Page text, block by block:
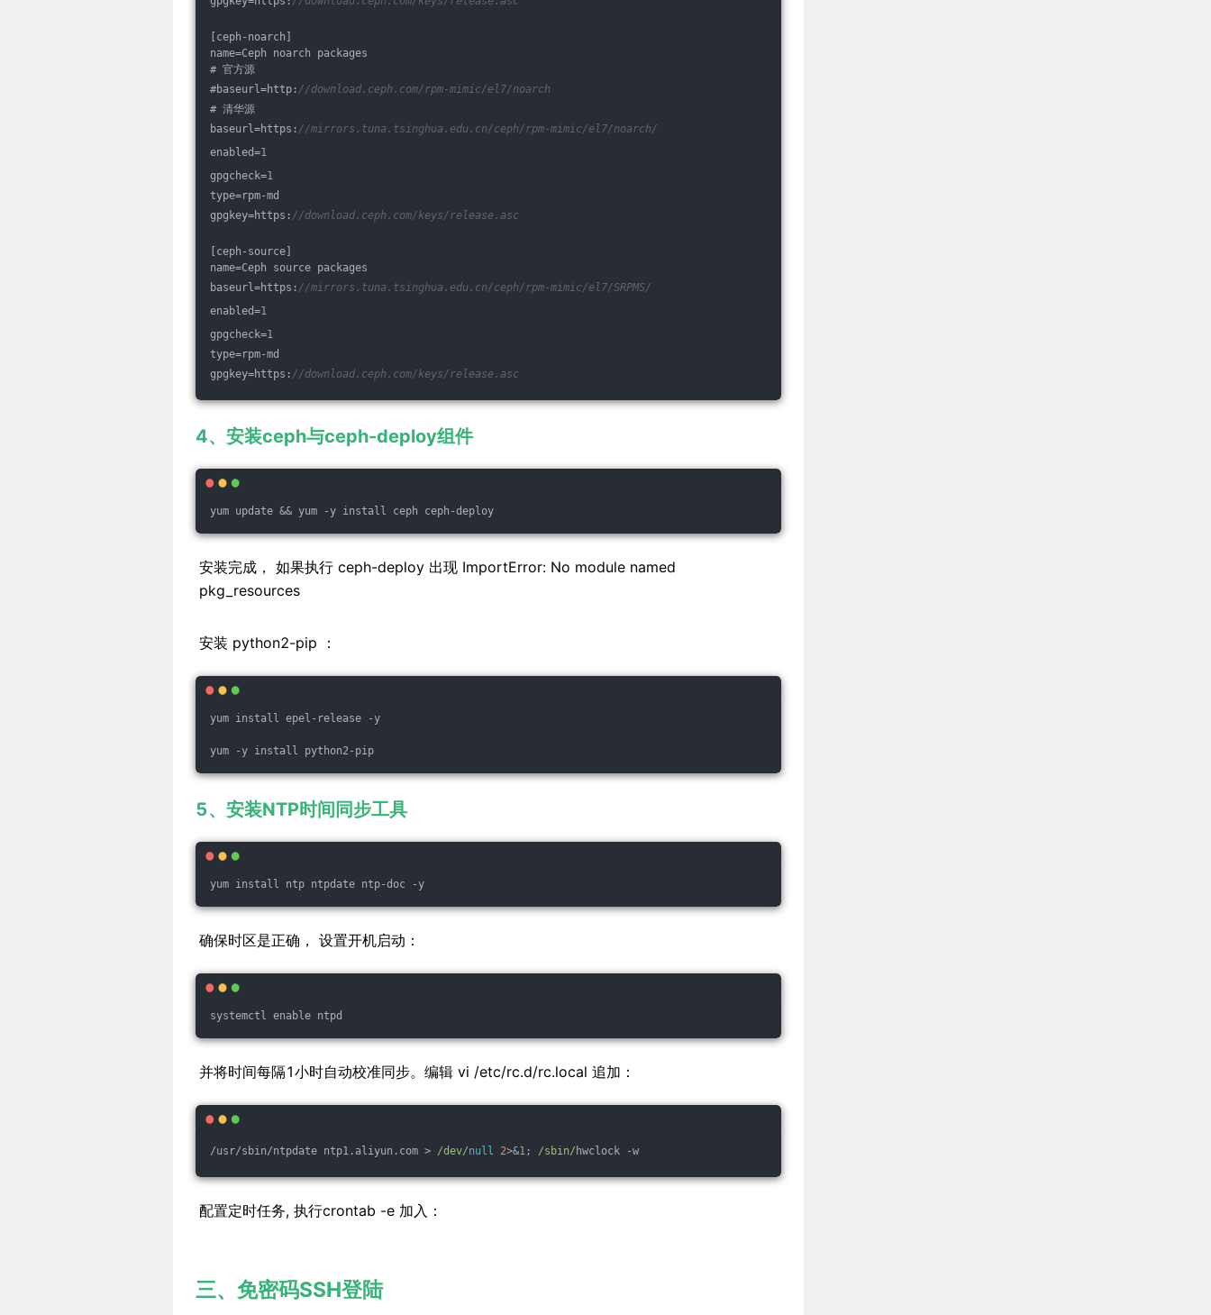
[ceph-noarch]
name=Ceph noarch packages
# 官方源
#baseurl=http: //download.ceph.com/rpm-mimic/el7/noarch
# 清华源
baseurl=https: //mirrors.tuna.tsinghua.edu.cn/ceph/rpm-mimic/el7/noarch/
enabled=1
gpgcheck=1
type=rpm-md
gpgkey=https: //download.ceph.com/keys/release.asc
[ceph-source]
name=Ceph source packages
baseurl=https: //mirrors.tuna.tsinghua.edu.cn/ceph/rpm-mimic/el7/SRPMS/
enabled=1
gpgcheck=1
type=rpm-md
gpgkey=https: //download.ceph.com/keys/release.asc
4、安装ceph与ceph-deploy组件
yum update && yum -y install ceph ceph-deploy
安装完成， 如果执行 ceph-deploy 出现 ImportError: No module named
pkg_resources
安装 python2-pip ：
yum install epel-release -y
yum -y install python2-pip
5、安装NTP时间同步工具
yum install ntp ntpdate ntp-doc -y
确保时区是正确， 设置开机启动：
systemctl enable ntpd
并将时间每隔1小时自动校准同步。编辑 vi /etc/rc.d/rc.local 追加：
/usr/sbin/ntpdate ntp1.aliyun.com > /dev/null 2>&1; /sbin/ hwclock -w
配置定时任务, 执行crontab -e 加入：
三、免密码SSH登陆